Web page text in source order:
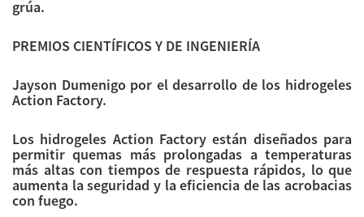
grúa.
PREMIOS CIENTÍFICOS Y DE INGENIERÍA
Jayson Dumenigo por el desarrollo de los hidrogeles
Action Factory.
Los hidrogeles Action Factory están diseñados para
permitir quemas más prolongadas a temperaturas
más altas con tiempos de respuesta rápidos, lo que
aumenta la seguridad y la eficiencia de las acrobacias
con fuego.